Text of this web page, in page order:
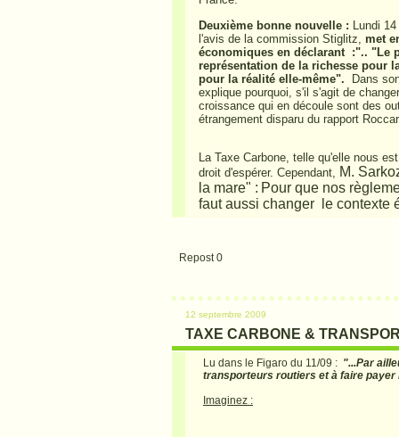
Deuxième bonne nouvelle : Lundi
l'avis de la commission Stiglitz,met
économiques en déclarant :".. "Le
représentation de la richesse pour
pour la réalité elle-même". Dans
explique pourquoi, s'il s'agit de
croissance qui en découle sont des
étrangement disparu du rapport
La Taxe Carbone, telle qu'elle nous
droit d'espérer. Cependant,
M.
la mare" : Pour que nos
faut aussi changer le contexte
Repost 0
12 septembre 2009
TAXE CARBONE &
Lu dans le Figaro du 11/09 : "...Par
transporteurs routiers et à faire
Imaginez :